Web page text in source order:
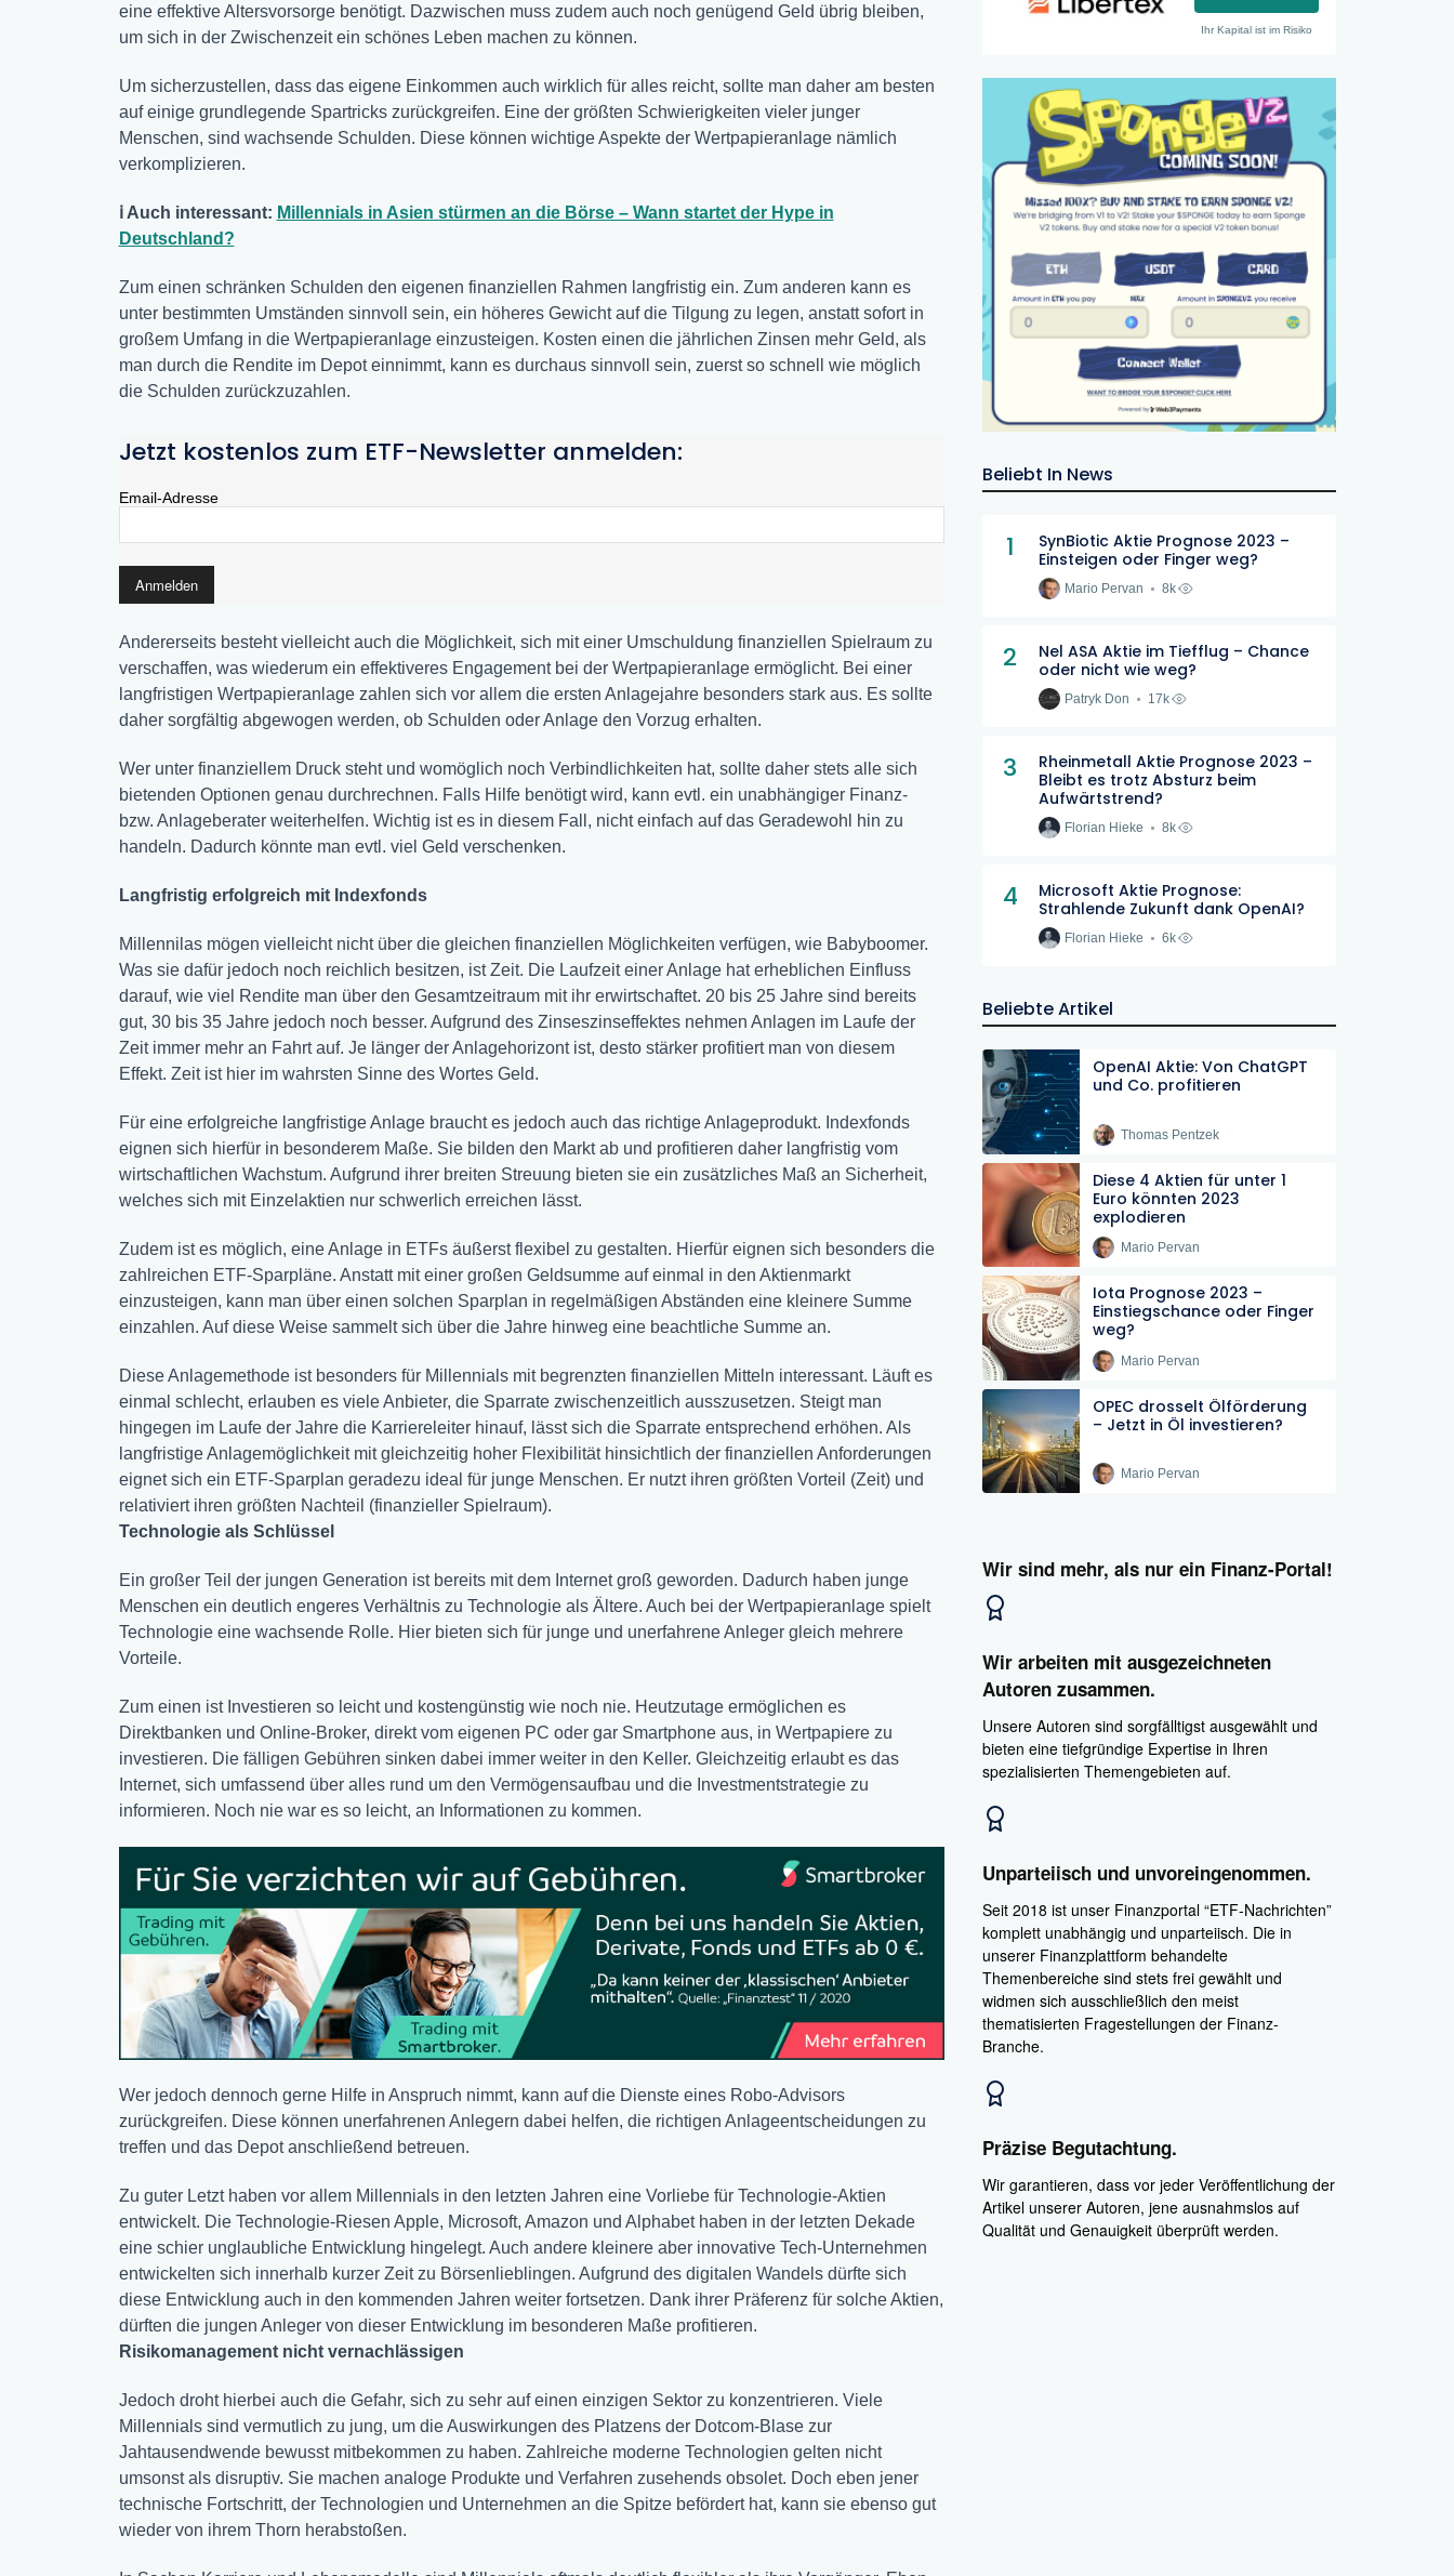
eine effektive Altersvorsorge benötigt. Dazwischen muss zudem auch noch genügend Geld übrig bleiben,
um sich in der Zwischenzeit ein schönes Leben machen zu können.
Um sicherzustellen, dass das eigene Einkommen auch wirklich für alles reicht, sollte man daher am besten
auf einige grundlegende Spartricks zurückgreifen. Eine der größten Schwierigkeiten vieler junger
Menschen, sind wachsende Schulden. Diese können wichtige Aspekte der Wertpapieranlage nämlich
verkomplizieren.
ℹ️ Auch interessant: Millennials in Asien stürmen an die Börse – Wann startet der Hype in
Deutschland?
Zum einen schränken Schulden den eigenen finanziellen Rahmen langfristig ein. Zum anderen kann es
unter bestimmten Umständen sinnvoll sein, ein höheres Gewicht auf die Tilgung zu legen, anstatt sofort in
großem Umfang in die Wertpapieranlage einzusteigen. Kosten einen die jährlichen Zinsen mehr Geld, als
man durch die Rendite im Depot einnimmt, kann es durchaus sinnvoll sein, zuerst so schnell wie möglich
die Schulden zurückzuzahlen.
Jetzt kostenlos zum ETF-Newsletter anmelden:
Email-Adresse
Andererseits besteht vielleicht auch die Möglichkeit, sich mit einer Umschuldung finanziellen Spielraum zu
verschaffen, was wiederum ein effektiveres Engagement bei der Wertpapieranlage ermöglicht. Bei einer
langfristigen Wertpapieranlage zahlen sich vor allem die ersten Anlagejahre besonders stark aus. Es sollte
daher sorgfältig abgewogen werden, ob Schulden oder Anlage den Vorzug erhalten.
Wer unter finanziellem Druck steht und womöglich noch Verbindlichkeiten hat, sollte daher stets alle sich
bietenden Optionen genau durchrechnen. Falls Hilfe benötigt wird, kann evtl. ein unabhängiger Finanz-
bzw. Anlageberater weiterhelfen. Wichtig ist es in diesem Fall, nicht einfach auf das Geradewohl hin zu
handeln. Dadurch könnte man evtl. viel Geld verschenken.
Langfristig erfolgreich mit Indexfonds
Millennilas mögen vielleicht nicht über die gleichen finanziellen Möglichkeiten verfügen, wie Babyboomer.
Was sie dafür jedoch noch reichlich besitzen, ist Zeit. Die Laufzeit einer Anlage hat erheblichen Einfluss
darauf, wie viel Rendite man über den Gesamtzeitraum mit ihr erwirtschaftet. 20 bis 25 Jahre sind bereits
gut, 30 bis 35 Jahre jedoch noch besser. Aufgrund des Zinseszinseffektes nehmen Anlagen im Laufe der
Zeit immer mehr an Fahrt auf. Je länger der Anlagehorizont ist, desto stärker profitiert man von diesem
Effekt. Zeit ist hier im wahrsten Sinne des Wortes Geld.
Für eine erfolgreiche langfristige Anlage braucht es jedoch auch das richtige Anlageprodukt. Indexfonds
eignen sich hierfür in besonderem Maße. Sie bilden den Markt ab und profitieren daher langfristig vom
wirtschaftlichen Wachstum. Aufgrund ihrer breiten Streuung bieten sie ein zusätzliches Maß an Sicherheit,
welches sich mit Einzelaktien nur schwerlich erreichen lässt.
Zudem ist es möglich, eine Anlage in ETFs äußerst flexibel zu gestalten. Hierfür eignen sich besonders die
zahlreichen ETF-Sparpläne. Anstatt mit einer großen Geldsumme auf einmal in den Aktienmarkt
einzusteigen, kann man über einen solchen Sparplan in regelmäßigen Abständen eine kleinere Summe
einzahlen. Auf diese Weise sammelt sich über die Jahre hinweg eine beachtliche Summe an.
Diese Anlagemethode ist besonders für Millennials mit begrenzten finanziellen Mitteln interessant. Läuft es
einmal schlecht, erlauben es viele Anbieter, die Sparrate zwischenzeitlich ausszusetzen. Steigt man
hingegen im Laufe der Jahre die Karriereleiter hinauf, lässt sich die Sparrate entsprechend erhöhen. Als
langfristige Anlagemöglichkeit mit gleichzeitig hoher Flexibilität hinsichtlich der finanziellen Anforderungen
eignet sich ein ETF-Sparplan geradezu ideal für junge Menschen. Er nutzt ihren größten Vorteil (Zeit) und
relativiert ihren größten Nachteil (finanzieller Spielraum).
Technologie als Schlüssel
Ein großer Teil der jungen Generation ist bereits mit dem Internet groß geworden. Dadurch haben junge
Menschen ein deutlich engeres Verhältnis zu Technologie als Ältere. Auch bei der Wertpapieranlage spielt
Technologie eine wachsende Rolle. Hier bieten sich für junge und unerfahrene Anleger gleich mehrere
Vorteile.
Zum einen ist Investieren so leicht und kostengünstig wie noch nie. Heutzutage ermöglichen es
Direktbanken und Online-Broker, direkt vom eigenen PC oder gar Smartphone aus, in Wertpapiere zu
investieren. Die fälligen Gebühren sinken dabei immer weiter in den Keller. Gleichzeitig erlaubt es das
Internet, sich umfassend über alles rund um den Vermögensaufbau und die Investmentstrategie zu
informieren. Noch nie war es so leicht, an Informationen zu kommen.
Wer jedoch dennoch gerne Hilfe in Anspruch nimmt, kann auf die Dienste eines Robo-Advisors
zurückgreifen. Diese können unerfahrenen Anlegern dabei helfen, die richtigen Anlageentscheidungen zu
treffen und das Depot anschließend betreuen.
Zu guter Letzt haben vor allem Millennials in den letzten Jahren eine Vorliebe für Technologie-Aktien
entwickelt. Die Technologie-Riesen Apple, Microsoft, Amazon und Alphabet haben in der letzten Dekade
eine schier unglaubliche Entwicklung hingelegt. Auch andere kleinere aber innovative Tech-Unternehmen
entwickelten sich innerhalb kurzer Zeit zu Börsenlieblingen. Aufgrund des digitalen Wandels dürfte sich
diese Entwicklung auch in den kommenden Jahren weiter fortsetzen. Dank ihrer Präferenz für solche Aktien,
dürften die jungen Anleger von dieser Entwicklung im besonderen Maße profitieren.
Risikomanagement nicht vernachlässigen
Jedoch droht hierbei auch die Gefahr, sich zu sehr auf einen einzigen Sektor zu konzentrieren. Viele
Millennials sind vermutlich zu jung, um die Auswirkungen des Platzens der Dotcom-Blase zur
Jahtausendwende bewusst mitbekommen zu haben. Zahlreiche moderne Technologien gelten nicht
umsonst als disruptiv. Sie machen analoge Produkte und Verfahren zusehends obsolet. Doch eben jener
technische Fortschritt, der Technologien und Unternehmen an die Spitze befördert hat, kann sie ebenso gut
wieder von ihrem Thorn herabstoßen.
Ihr Kapital ist im Risiko
Beliebt In News
1
SynBiotic Aktie Prognose 2023 –
Einsteigen oder Finger weg?
Mario Pervan 8k
2
Nel ASA Aktie im Tiefflug – Chance
oder nicht wie weg?
Patryk Don 17k
3
Rheinmetall Aktie Prognose 2023 –
Bleibt es trotz Absturz beim
Aufwärtstrend?
Florian Hieke 8k
4
Microsoft Aktie Prognose:
Strahlende Zukunft dank OpenAI?
Florian Hieke 6k
Beliebte Artikel
OpenAI Aktie: Von ChatGPT
und Co. profitieren
Thomas Pentzek
Diese 4 Aktien für unter 1
Euro könnten 2023
explodieren
Mario Pervan
Iota Prognose 2023 –
Einstiegschance oder Finger
weg?
Mario Pervan
OPEC drosselt Ölförderung
– Jetzt in Öl investieren?
Mario Pervan
Wir sind mehr, als nur ein Finanz-Portal!
Wir arbeiten mit ausgezeichneten
Autoren zusammen.
Unsere Autoren sind sorgfälltigst ausgewählt und
bieten eine tiefgründige Expertise in Ihren
spezialisierten Themengebieten auf.
Unparteiisch und unvoreingenommen.
Seit 2018 ist unser Finanzportal “ETF-Nachrichten”
komplett unabhängig und unparteiisch. Die in
unserer Finanzplattform behandelte
Themenbereiche sind stets frei gewählt und
widmen sich ausschließlich den meist
thematisierten Fragestellungen der Finanz-
Branche.
Präzise Begutachtung.
Wir garantieren, dass vor jeder Veröffentlichung der
Artikel unserer Autoren, jene ausnahmslos auf
Qualität und Genauigkeit überprüft werden.